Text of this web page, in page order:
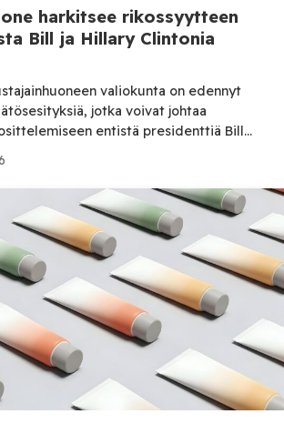
harkitsee rikossyytteen
Bill ja Hillary Clintonia
valiokunta on edennyt
jotka voivat johtaa
entistä presidenttiä Bill
ulkoministeriä Hillary Clintonia vastaan.
noudattaa kongressin antamia
Jeffrey Epstein -tutkinnan yhteydessä,
News Edustajainhuoneen
esitysten etenemisen, mikä avaa
äänestykselle […]